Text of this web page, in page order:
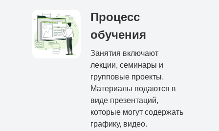
Процесс
обучения
Занятия включают
лекции, семинары и
групповые проекты.
Материалы подаются в
виде презентаций,
которые могут содержать
графику, видео.